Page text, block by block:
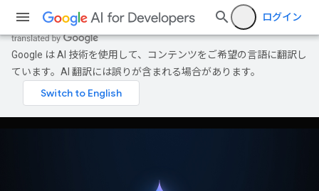
ログイン
Google は AI 技術を使用して、コンテンツをご希望の言語に翻訳し
ています。AI 翻訳には誤りが含まれる場合があります。